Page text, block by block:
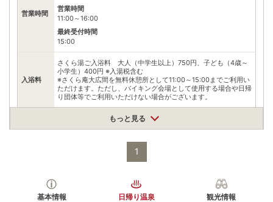
営業時間
営業時間
11:00～16:00
最終受付時間
15:00
入浴料
さくら湯ご入浴料 大人（中学生以上）750円、子ども（4歳～
小学生）400円 ※入湯税含む
※さくら庵大広間を無料休憩所として11:00～15:00までご利用い
ただけます。ただし、バイキング会場として使用する場合や日帰
り団体等でご利用いただけない場合がございます。
鹿児島県霧島市霧島田口2324-7
もっと見る
1
基本情報 日帰り温泉 観光情報